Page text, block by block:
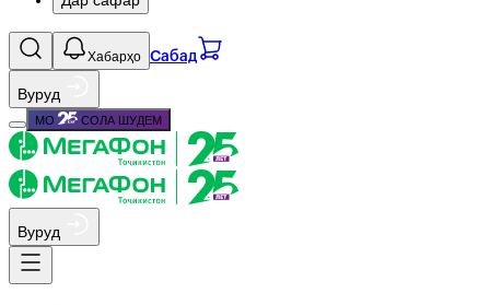
Хабарҳо Сабад
Вуруд
МО СОЛА ШУДЕМ
Вуруд